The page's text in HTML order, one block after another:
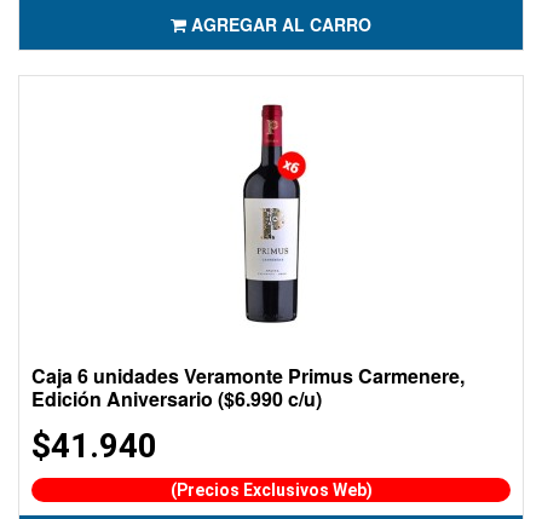
AGREGAR AL CARRO
Caja 6 unidades Veramonte Primus Carmenere,
Edición Aniversario ($6.990 c/u)
$41.940
(Precios Exclusivos Web)